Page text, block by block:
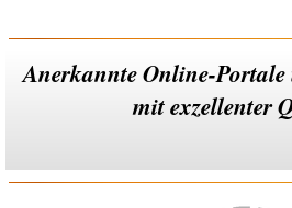
Anerkannte Online-
mit exzellenter